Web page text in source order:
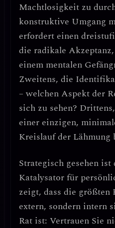
Machtlosigkeit zu
konstruktive Umgang
erfordert einen
die radikale Akzeptanz
einem mentalen
Zweitens, die
– welchen Aspekt der
sich zu sehen?
einer einzigen,
Kreislauf der Lähmung
Strategisch gesehen
Katalysator für
zeigt, dass die
extern, sondern intern
Rat ist: Vertrauen Sie